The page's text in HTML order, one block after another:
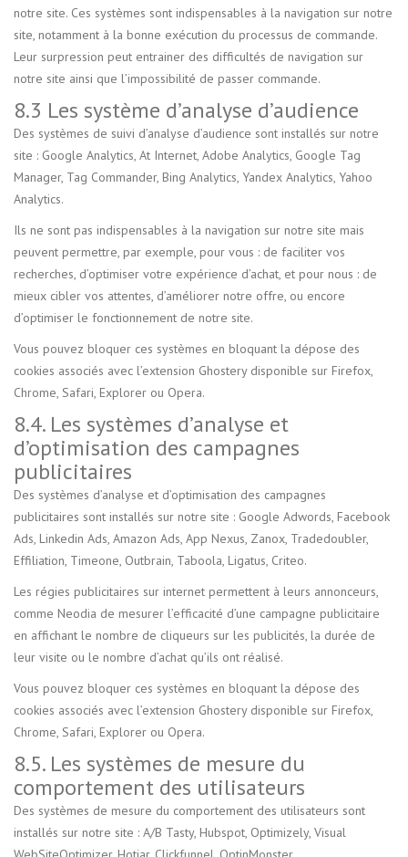
notre site. Ces systèmes sont indispensables à la navigation sur notre
site, notamment à la bonne exécution du processus de commande.
Leur surpression peut entrainer des difficultés de navigation sur
notre site ainsi que l’impossibilité de passer commande.
8.3 Les système d’analyse d’audience
Des systèmes de suivi d’analyse d’audience sont installés sur notre
site : Google Analytics, At Internet, Adobe Analytics, Google Tag
Manager, Tag Commander, Bing Analytics, Yandex Analytics, Yahoo
Analytics.
Ils ne sont pas indispensables à la navigation sur notre site mais
peuvent permettre, par exemple, pour vous : de faciliter vos
recherches, d’optimiser votre expérience d’achat, et pour nous : de
mieux cibler vos attentes, d’améliorer notre offre, ou encore
d’optimiser le fonctionnement de notre site.
Vous pouvez bloquer ces systèmes en bloquant la dépose des
cookies associés avec l’extension Ghostery disponible sur Firefox,
Chrome, Safari, Explorer ou Opera.
8.4. Les systèmes d’analyse et
d’optimisation des campagnes
publicitaires
Des systèmes d’analyse et d’optimisation des campagnes
publicitaires sont installés sur notre site : Google Adwords, Facebook
Ads, Linkedin Ads, Amazon Ads, App Nexus, Zanox, Tradedoubler,
Effiliation, Timeone, Outbrain, Taboola, Ligatus, Criteo.
Les régies publicitaires sur internet permettent à leurs annonceurs,
comme Neodia de mesurer l’efficacité d’une campagne publicitaire
en affichant le nombre de cliqueurs sur les publicités, la durée de
leur visite ou le nombre d’achat qu’ils ont réalisé.
Vous pouvez bloquer ces systèmes en bloquant la dépose des
cookies associés avec l’extension Ghostery disponible sur Firefox,
Chrome, Safari, Explorer ou Opera.
8.5. Les systèmes de mesure du
comportement des utilisateurs
Des systèmes de mesure du comportement des utilisateurs sont
installés sur notre site : A/B Tasty, Hubspot, Optimizely, Visual